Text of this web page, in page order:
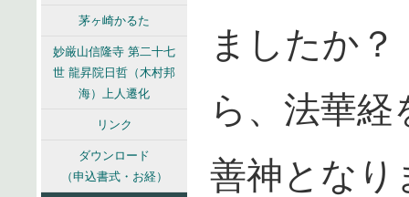
茅ヶ崎かるた
妙厳山信隆寺 第二十七
世 龍昇院日哲（木村邦
海）上人遷化
リンク
ダウンロード
（申込書式・お経）
ましたか
ら、法華
善神となり